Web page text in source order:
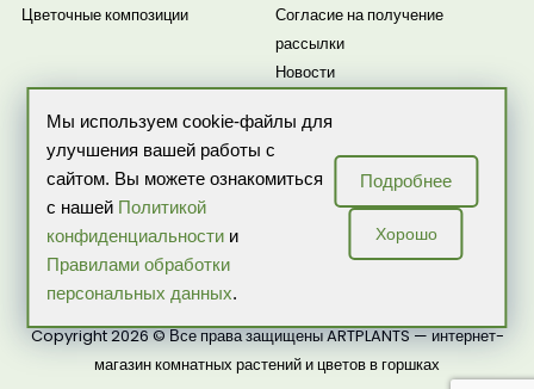
Цветочные композиции
Согласие на получение
рассылки
Новости
ИП Бекренева О.В. ИНН: 507503218257 ОГРНИП:
317774600059324
Copyright 2026 © Все права защищены ARTPLANTS — интернет-
магазин комнатных растений и цветов в горшках
Мы используем cookie-файлы для
улучшения вашей работы с
сайтом. Вы можете ознакомиться
с нашей Политикой
конфиденциальности и
Правилами обработки
персональных данных.
Подробнее
Хорошо